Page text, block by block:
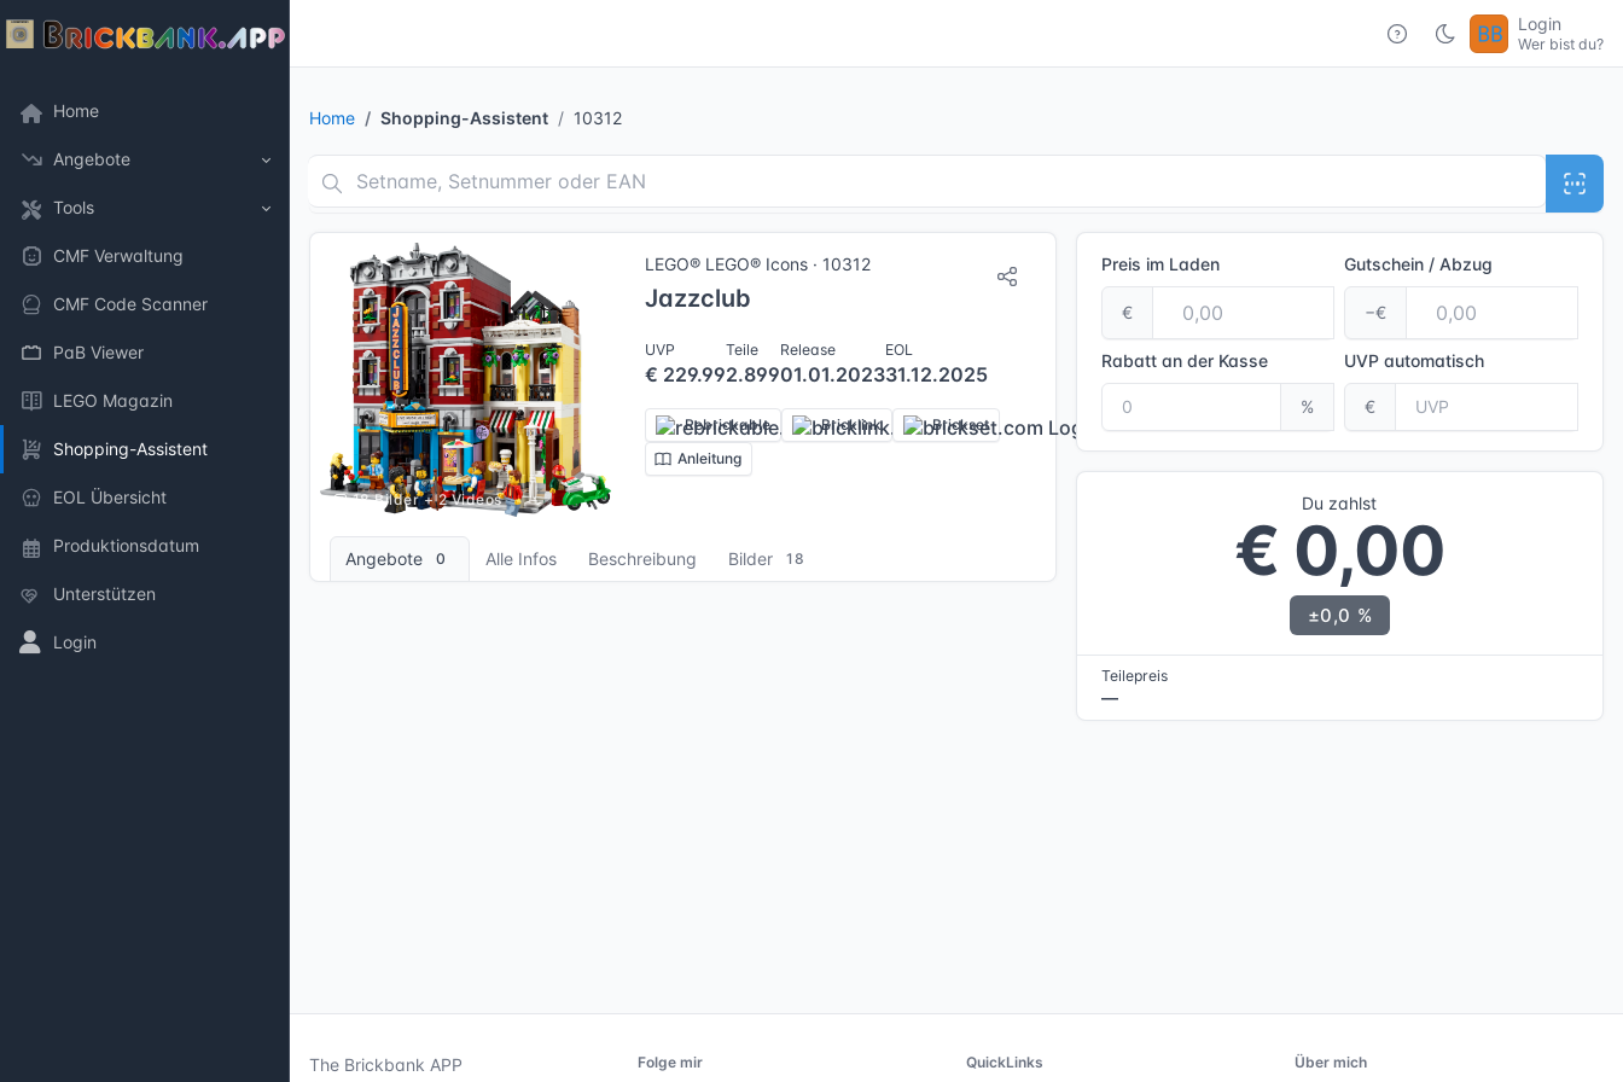
Home
Angebote
Tools
CMF Verwaltung
CMF Code Scanner
PaB Viewer
LEGO Magazin
Shopping-Assistent
EOL Übersicht
Produktionsdatum
Unterstützen
Login
Login
Wer bist du?
Home Shopping-Assistent 10312
18 Bilder + 2 Videos
LEGO® LEGO® Icons · 10312
Jazzclub
UVP
€ 229.99
Teile
2.899
Release
01.01.2023
EOL
31.12.2025
Rebrickable Bricklink
Brickset
Anleitung
Angebote 0 Alle Infos Beschreibung Bilder 18
Preis im Laden
€
Gutschein / Abzug
−€
Rabatt an der Kasse
%
UVPautomatisch
€
Du zahlst
€ 0,00
±0,0 %
Teilepreis
—
The Brickbank APP Folge mir QuickLinks Über mich